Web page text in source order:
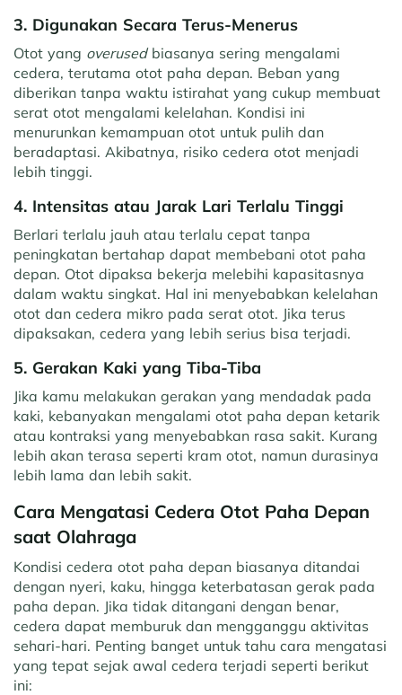
3. Digunakan Secara Terus-Menerus
Otot yang overusedbiasanya sering mengalami
cedera, terutama otot paha depan. Beban yang
diberikan tanpa waktu istirahat yang cukup membuat
serat otot mengalami kelelahan. Kondisi ini
menurunkan kemampuan otot untuk pulih dan
beradaptasi. Akibatnya, risiko cedera otot menjadi
lebih tinggi.
4. Intensitas atau Jarak Lari Terlalu Tinggi
Berlari terlalu jauh atau terlalu cepat tanpa
peningkatan bertahap dapat membebani otot paha
depan. Otot dipaksa bekerja melebihi kapasitasnya
dalam waktu singkat. Hal ini menyebabkan kelelahan
otot dan cedera mikro pada serat otot. Jika terus
dipaksakan, cedera yang lebih serius bisa terjadi.
5. Gerakan Kaki yang Tiba-Tiba
Jika kamu melakukan gerakan yang mendadak pada
kaki, kebanyakan mengalami otot paha depan ketarik
atau kontraksi yang menyebabkan rasa sakit. Kurang
lebih akan terasa seperti kram otot, namun durasinya
lebih lama dan lebih sakit.
Cara Mengatasi Cedera Otot Paha Depan
saat Olahraga
Kondisi cedera otot paha depan biasanya ditandai
dengan nyeri, kaku, hingga keterbatasan gerak pada
paha depan. Jika tidak ditangani dengan benar,
cedera dapat memburuk dan mengganggu aktivitas
sehari-hari. Penting banget untuk tahu cara mengatasi
yang tepat sejak awal cedera terjadi seperti berikut
ini: